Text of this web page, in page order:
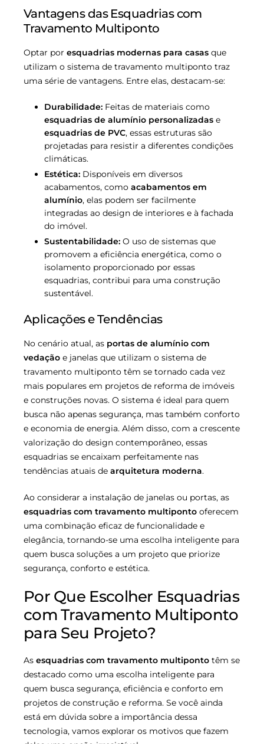
Vantagens das Esquadrias com
Travamento Multiponto
Optar por esquadrias modernas para casas que
utilizam o sistema de travamento multiponto traz
uma série de vantagens. Entre elas, destacam-se:
Durabilidade: Feitas de materiais como
esquadrias de alumínio personalizadas e
esquadrias de PVC, essas estruturas são
projetadas para resistir a diferentes condições
climáticas.
Estética: Disponíveis em diversos
acabamentos, como acabamentos em
alumínio, elas podem ser facilmente
integradas ao design de interiores e à fachada
do imóvel.
Sustentabilidade: O uso de sistemas que
promovem a eficiência energética, como o
isolamento proporcionado por essas
esquadrias, contribui para uma construção
sustentável.
Aplicações e Tendências
No cenário atual, as portas de alumínio com
vedação e janelas que utilizam o sistema de
travamento multiponto têm se tornado cada vez
mais populares em projetos de reforma de imóveis
e construções novas. O sistema é ideal para quem
busca não apenas segurança, mas também conforto
e economia de energia. Além disso, com a crescente
valorização do design contemporâneo, essas
esquadrias se encaixam perfeitamente nas
tendências atuais de arquitetura moderna.
Ao considerar a instalação de janelas ou portas, as
esquadrias com travamento multiponto oferecem
uma combinação eficaz de funcionalidade e
elegância, tornando-se uma escolha inteligente para
quem busca soluções a um projeto que priorize
segurança, conforto e estética.
Por Que Escolher Esquadrias
com Travamento Multiponto
para Seu Projeto?
As esquadrias com travamento multiponto têm se
destacado como uma escolha inteligente para
quem busca segurança, eficiência e conforto em
projetos de construção e reforma. Se você ainda
está em dúvida sobre a importância dessa
tecnologia, vamos explorar os motivos que fazem